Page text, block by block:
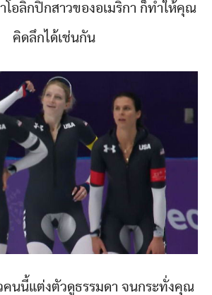
อลิกปิกสาวของอเมริกา ก็ทำให้คุณ
คิดลึกได้เช่นกัน
คนนี้แต่งตัวดูธรรมดา จนกระทั่งคุณ